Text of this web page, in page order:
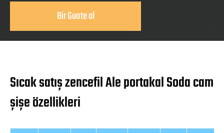
Bir Guote al
Sıcak satış zencefil Ale portakal Soda cam
şişe özellikleri